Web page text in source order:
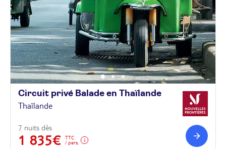
Circuit privé Balade en Thaïlande
Thaïlande
7 nuits dès
1 835€
TTC
/ pers.